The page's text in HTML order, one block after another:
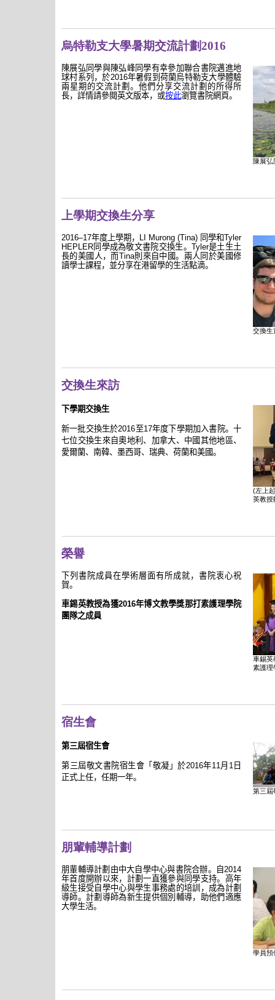
烏特勒支大學暑期交流計劃2016
陳展弘同學與陳弘峰同學有幸參加聯合書院邁進地
球村系列，於2016年暑假到荷蘭烏特勒支大學體驗
兩星期的交流計劃。 他們分享交流計劃的所得所
長，詳情請參閱英文版本，或按此瀏覽書院網頁。
陳展弘
上學期交換生分享
2016–17年度上學期， LI Murong (Tina) 同學和Tyler
HEPLER 同學成為敬文書院交換生。 Tyler是土生土
長的美國人，而Tina則來自中國。兩人同於美國修
讀學士課程，並分享在港留學的生活點滴。
交換生
交換生來訪
下學期交換生
新一批交換生於2016至17年度下學期加入書院。十
七位交換生來自奧地利、加拿大、中國其他地區、
愛爾蘭、南韓、墨西哥、瑞典、荷蘭和美國。
(左上
英教授
榮譽
下列書院成員在學術層面有所成就，書院衷心祝
賀。
車錫英教授為獲2016年博文教學獎那打素護理學院
團隊之成員
車錫英
素護理
宿生會
第三屆宿生會
第三屆敬文書院宿生會「敬凝」於2016年11月 1日
正式上任，任期一年。
第三屆
朋輩輔導計劃
朋輩輔導計劃由中大自學中心與書院合辦。自2014
年首度開辦以來，計劃一直獲參與同學支持。高年
級生接受自學中心與學生事務處的培訓，成為計劃
導師。計劃導師為新生提供個別輔導，助他們適應
大學生活。
學員預